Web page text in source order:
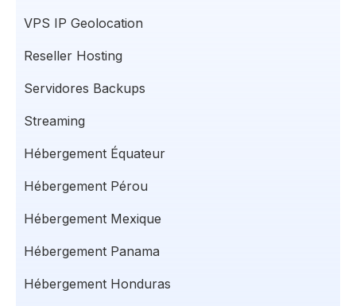
VPS IP Geolocation
Reseller Hosting
Servidores Backups
Streaming
Hébergement Équateur
Hébergement Pérou
Hébergement Mexique
Hébergement Panama
Hébergement Honduras